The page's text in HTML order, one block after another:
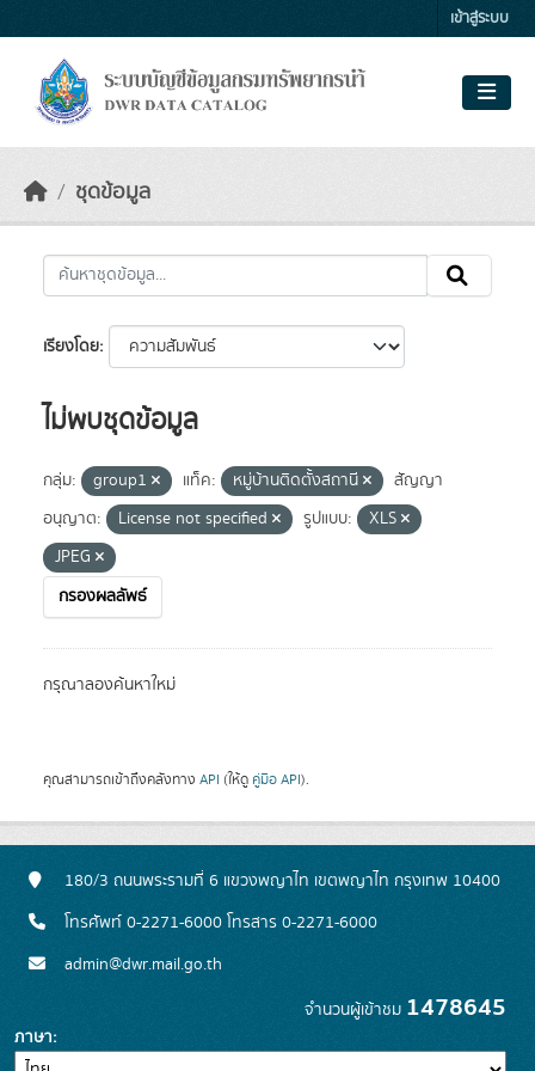
เข้าสู่ระบบ
ชุดข้อมูล
เรียงโดย
ไม่พบชุดข้อมูล
กลุ่ม: group1 แท็ค: หมู่บ้านติดตั้งสถานี
สัญญา
อนุญาต:
License not specified รูปแบบ:
XLS
JPEG
กรองผลลัพธ์
กรุณาลองค้นหาใหม่
คุณสามารถเข้าถึงคลังทาง API (ให้ดู คู่มือ API).
180/3 ถนนพระรามที่ 6 แขวงพญาไท เขตพญาไท กรุงเทพ 10400
โทรศัพท์ 0-2271-6000 โทรสาร 0-2271-6000
admin@dwr.mail.go.th
จำนวนผู้เข้าชม 1478645
ภาษา